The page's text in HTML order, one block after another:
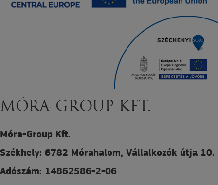
MÓRA-GROUP KFT.
Móra-Group Kft.
Székhely: 6782 Mórahalom, Vállalkozók útja 10.
Adószám: 14862586-2-06